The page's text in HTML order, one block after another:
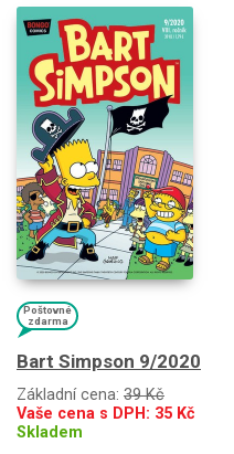
Poštovné
zdarma
Bart Simpson 9/2020
Základní cena: 39 Kč
Vaše cena s DPH: 35 Kč
Skladem